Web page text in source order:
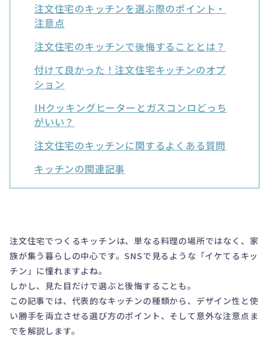
注文住宅のキッチンを選ぶ際のポイント・
注意点
注文住宅のキッチンで後悔することとは？
付けて良かった！注文住宅キッチンのオプ
ション
IHクッキングヒーターとガスコンロどっち
がいい？
注文住宅のキッチンに関するよくある質問
キッチンの関連記事
注文住宅でつくるキッチンは、単なる料理の場所ではなく、家
族が集う暮らしの中心です。SNSで見るような「イケてるキッ
チン」に憧れますよね。
しかし、見た目だけで選ぶと後悔することも。
この記事では、代表的なキッチンの種類から、デザイン性と使
い勝手を両立させる選び方のポイント、そして意外な注意点ま
でを解説します。